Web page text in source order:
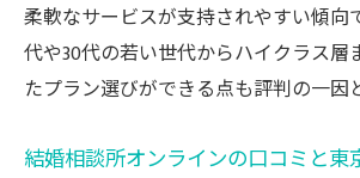
柔軟なサービスが支持されやすい傾向
代や30代の若い世代からハイクラス層
たプラン選びができる点も評判の一因
結婚相談所オンラインの口コミと東